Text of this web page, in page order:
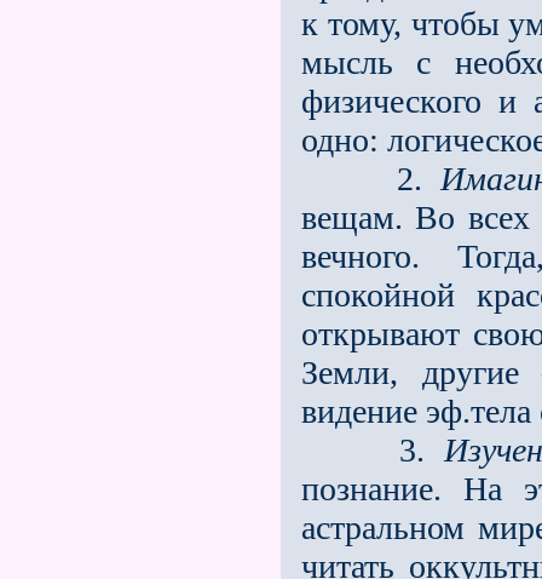
к тому, чтобы
мысль с
физического и
одно:
2.
вещам. Во всех
вечного.
спокойной
открывают
Земли,
видение
3.
познание. На
астральном
читать